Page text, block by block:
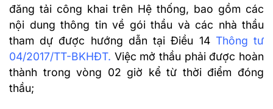
đăng tải công khai trên Hệ thống, bao gồm các
nội dung thông tin về gói thầu và các nhà thầu
tham dự được hướng dẫn tại Điều 14 Thông tư
04/2017/TT-BKHĐT. Việc mở thầu phải được hoàn
thành trong vòng 02 giờ kể từ thời điểm đóng
thầu;